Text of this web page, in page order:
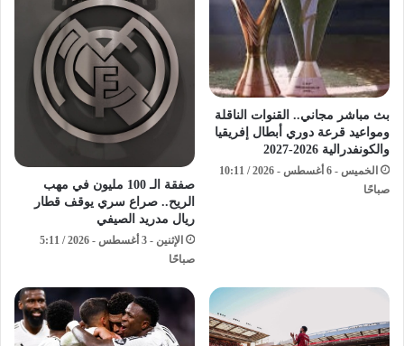
بث مباشر مجاني.. القنوات الناقلة
ومواعيد قرعة دوري أبطال إفريقيا
والكونفدرالية 2026-2027
الخميس - 6 أغسطس - 2026 / 10:11
صباحًا
صفقة الـ 100 مليون في مهب
الريح.. صراع سري يوقف قطار
ريال مدريد الصيفي
الإثنين - 3 أغسطس - 2026 / 5:11
صباحًا